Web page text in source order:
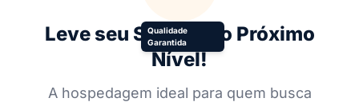
Qualidade
Garantida
Leve seu Site para o Próximo
Nível!
A hospedagem ideal para quem busca